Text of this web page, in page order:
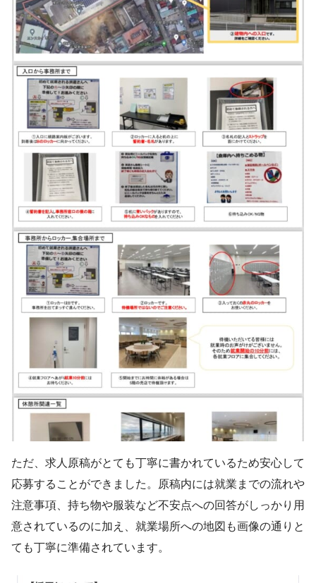
ただ、求人原稿がとても丁寧に書かれているため安心して
応募することができました。原稿内には就業までの流れや
注意事項、持ち物や服装など不安点への回答がしっかり用
意されているのに加え、就業場所への地図も画像の通りと
ても丁寧に準備されています。